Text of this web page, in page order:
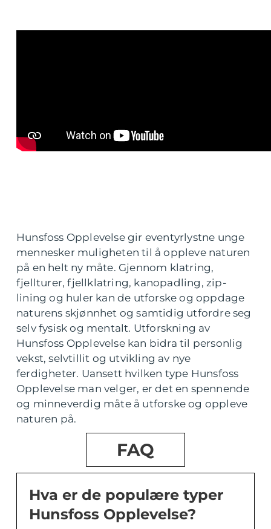
Hunsfoss Opplevelse gir eventyrlystne unge
mennesker muligheten til å oppleve naturen
på en helt ny måte. Gjennom klatring,
fjellturer, fjellklatring, kanopadling, zip-
lining og huler kan de utforske og oppdage
naturens skjønnhet og samtidig utfordre seg
selv fysisk og mentalt. Utforskning av
Hunsfoss Opplevelse kan bidra til personlig
vekst, selvtillit og utvikling av nye
ferdigheter. Uansett hvilken type Hunsfoss
Opplevelse man velger, er det en spennende
og minneverdig måte å utforske og oppleve
naturen på.
FAQ
Hva er de populære typer
Hunsfoss Opplevelse?